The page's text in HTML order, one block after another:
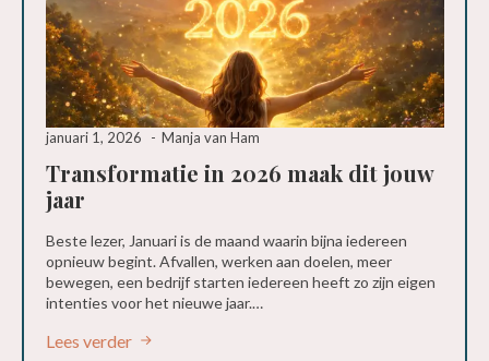
Transformatie in 2026 maak dit jouw
jaar
januari 1, 2026 Manja van Ham
Beste lezer, Januari is de maand waarin bijna iedereen
opnieuw begint. Afvallen, werken aan doelen, meer
bewegen, een bedrijf starten iedereen heeft zo zijn eigen
intenties voor het nieuwe jaar.…
Lees verder